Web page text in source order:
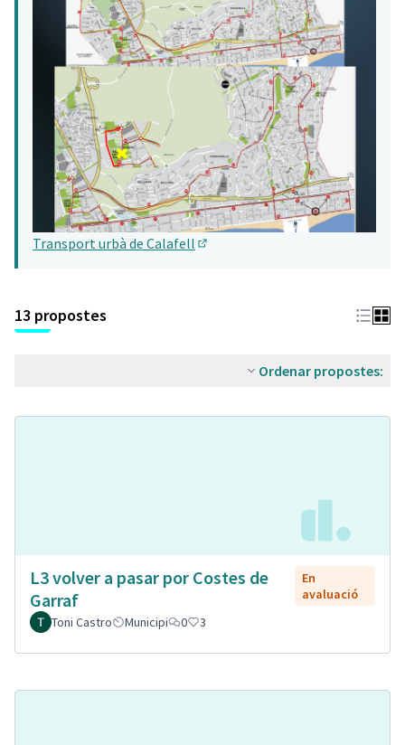
Transport urbà de Calafell
13 propostes
Ordenar propostes:
L3 volver a pasar por Costes de
Garraf
En
avaluació
Toni Castro
Municipi 0 3